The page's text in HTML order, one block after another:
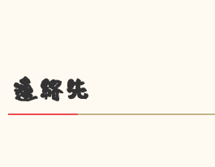
連絡先